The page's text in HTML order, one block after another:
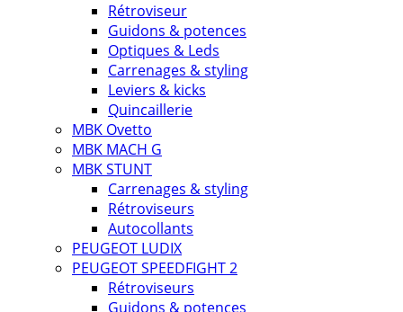
Rétroviseur
Guidons & potences
Optiques & Leds
Carrenages & styling
Leviers & kicks
Quincaillerie
MBK Ovetto
MBK MACH G
MBK STUNT
Carrenages & styling
Rétroviseurs
Autocollants
PEUGEOT LUDIX
PEUGEOT SPEEDFIGHT 2
Rétroviseurs
Guidons & potences